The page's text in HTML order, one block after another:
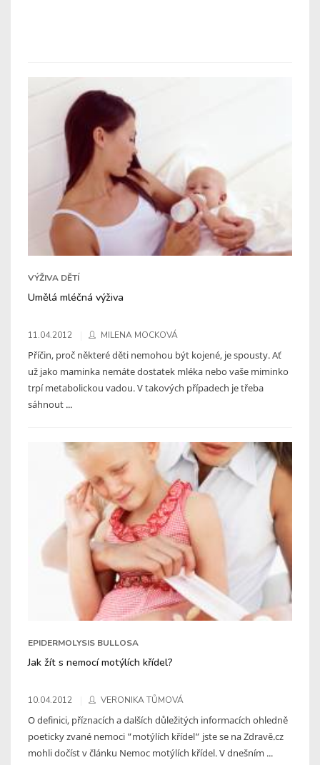
VÝŽIVA DĚTÍ
Umělá mléčná výživa
11.04.2012 MILENA MOCKOVÁ
Příčin, proč některé děti nemohou být kojené, je spousty. Ať
už jako maminka nemáte dostatek mléka nebo vaše miminko
trpí metabolickou vadou. V takových případech je třeba
sáhnout ...
EPIDERMOLYSIS BULLOSA
Jak žít s nemocí motýlích křídel?
10.04.2012 VERONIKA TŮMOVÁ
O definici, příznacích a dalších důležitých informacích ohledně
poeticky zvané nemoci “motýlích křídel“ jste se na Zdravě.cz
mohli dočíst v článku Nemoc motýlích křídel. V dnešním ...